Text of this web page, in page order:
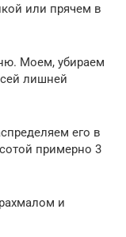
или прячем в
Моем, убираем
лишней
его в
примерно 3
и